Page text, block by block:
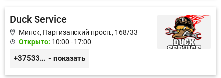
Duck Service
Минск, Партизанский просп., 168/33
Открыто: 10:00 - 17:00
+375333416710 - показать